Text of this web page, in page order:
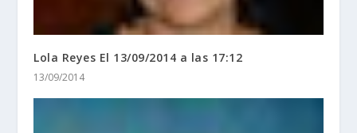
Lola Reyes El 13/09/2014 a las 17:12
13/09/2014